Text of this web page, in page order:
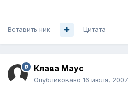
Вставить ник Цитата
Клава Маус
Опубликовано 16 июля, 2007